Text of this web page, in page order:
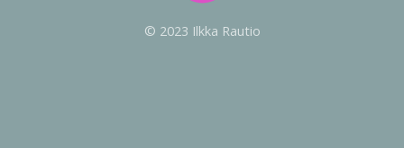
© 2023 Ilkka Rautio